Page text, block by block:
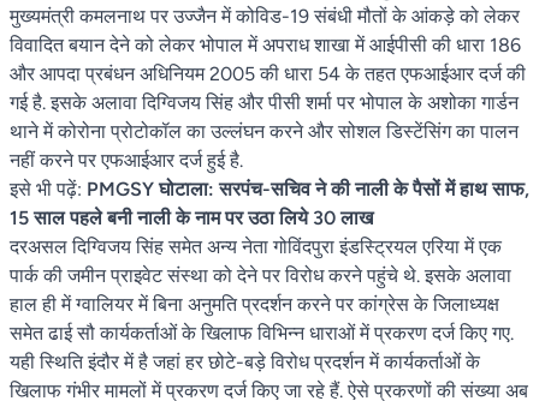
मुख्यमंत्री कमलनाथ पर उज्जैन में कोविड-19 संबंधी मौतों के आंकड़े को लेकर
विवादित बयान देने को लेकर भोपाल में अपराध शाखा में आईपीसी की धारा 186
और आपदा प्रबंधन अधिनियम 2005 की धारा 54 के तहत एफआईआर दर्ज की
गई है. इसके अलावा दिग्विजय सिंह और पीसी शर्मा पर भोपाल के अशोका गार्डन
थाने में कोरोना प्रोटोकॉल का उल्लंघन करने और सोशल डिस्टेंसिंग का पालन
नहीं करने पर एफआईआर दर्ज हुई है.
इसे भी पढ़ें: PMGSY घोटाला: सरपंच-सचिव ने की नाली के पैसों में हाथ साफ,
15 साल पहले बनी नाली के नाम पर उठा लिये 30 लाख
दरअसल दिग्विजय सिंह समेत अन्य नेता गोविंदपुरा इंडस्ट्रियल एरिया में एक
पार्क की जमीन प्राइवेट संस्था को देने पर विरोध करने पहुंचे थे. इसके अलावा
हाल ही में ग्वालियर में बिना अनुमति प्रदर्शन करने पर कांग्रेस के जिलाध्यक्ष
समेत ढाई सौ कार्यकर्ताओं के खिलाफ विभिन्न धाराओं में प्रकरण दर्ज किए गए.
यही स्थिति इंदौर में है जहां हर छोटे-बड़े विरोध प्रदर्शन में कार्यकर्ताओं के
खिलाफ गंभीर मामलों में प्रकरण दर्ज किए जा रहे हैं. ऐसे प्रकरणों की संख्या अब